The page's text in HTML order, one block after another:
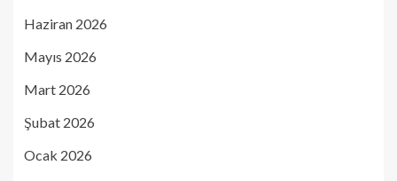
Haziran 2026
Mayıs 2026
Mart 2026
Şubat 2026
Ocak 2026